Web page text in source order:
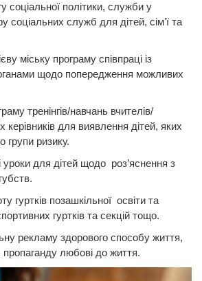
соціальної політики, служби у
соціальних служб для дітей, сім'ї та
міську програму співпраці із
щодо попередження можливих
тренінгів/навчань вчителів/
керівників для виявлення дітей, яких
групи ризику.
уроки для дітей щодо роз’яснення з
гуртків позашкільної освіти та
гуртків та секцій тощо.
рекламу здорового способу життя,
пропаганду любові до життя.